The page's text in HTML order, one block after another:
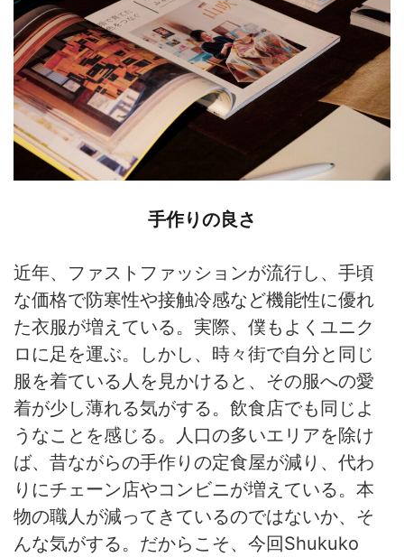
手作りの良さ
近年、ファストファッションが流行し、手頃
な価格で防寒性や接触冷感など機能性に優れ
た衣服が増えている。実際、僕もよくユニク
ロに足を運ぶ。しかし、時々街で自分と同じ
服を着ている人を見かけると、その服への愛
着が少し薄れる気がする。飲食店でも同じよ
うなことを感じる。人口の多いエリアを除け
ば、昔ながらの手作りの定食屋が減り、代わ
りにチェーン店やコンビニが増えている。本
物の職人が減ってきているのではないか、そ
んな気がする。だからこそ、今回Shukuko